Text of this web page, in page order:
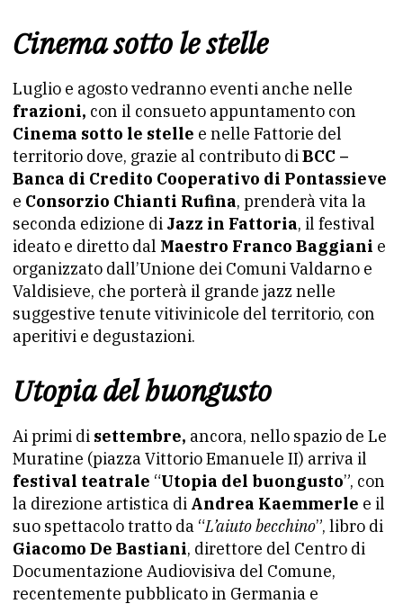
Cinema sotto le stelle
Luglio e agosto vedranno eventi anche nelle
frazioni, con il consueto appuntamento con
Cinema sotto le stelle e nelle Fattorie del
territorio dove, grazie al contributo di BCC –
Banca di Credito Cooperativo di Pontassieve
e Consorzio Chianti Rufina, prenderà vita la
seconda edizione di Jazz in Fattoria, il festival
ideato e diretto dal Maestro Franco Baggiani e
organizzato dall’Unione dei Comuni Valdarno e
Valdisieve, che porterà il grande jazz nelle
suggestive tenute vitivinicole del territorio, con
aperitivi e degustazioni.
Utopia del buongusto
Ai primi di settembre, ancora, nello spazio de Le
Muratine (piazza Vittorio Emanuele II) arriva il
festival teatrale “Utopia del buongusto”, con
la direzione artistica di Andrea Kaemmerle e il
suo spettacolo tratto da “L’aiuto becchino”, libro di
Giacomo De Bastiani, direttore del Centro di
Documentazione Audiovisiva del Comune,
recentemente pubblicato in Germania e